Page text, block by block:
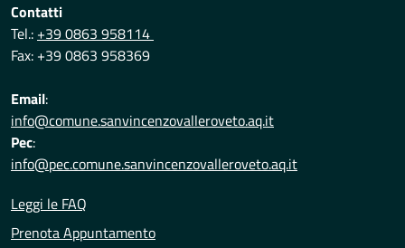
Contatti
Tel.: +39 0863 958114
Fax: +39 0863 958369
Email:
info@comune.sanvincenzovalleroveto.aq.it
Pec:
info@pec.comune.sanvincenzovalleroveto.aq.it
Leggi le FAQ
Prenota Appuntamento